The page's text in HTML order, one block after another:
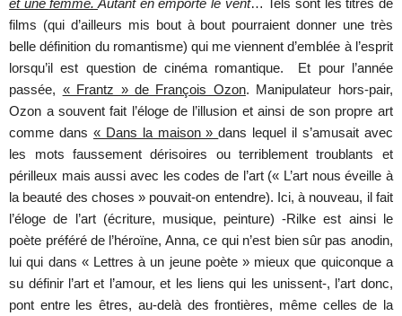
et une femme.Autant en emporte le vent… Tels sont les titres de
films (qui d’ailleurs mis bout à bout pourraient donner une très
belle définition du romantisme) qui me viennent d’emblée à l’esprit
lorsqu’il est question de cinéma romantique. Et pour l’année
passée, « Frantz » de François Ozon. Manipulateur hors-pair,
Ozon a souvent fait l’éloge de l’illusion et ainsi de son propre art
comme dans « Dans la maison »dans lequel il s’amusait avec
les mots faussement dérisoires ou terriblement troublants et
périlleux mais aussi avec les codes de l’art (« L’art nous éveille à
la beauté des choses » pouvait-on entendre). Ici, à nouveau, il fait
l’éloge de l’art (écriture, musique, peinture) -Rilke est ainsi le
poète préféré de l’héroïne, Anna, ce qui n’est bien sûr pas anodin,
lui qui dans « Lettres à un jeune poète » mieux que quiconque a
su définir l’art et l’amour, et les liens qui les unissent-, l’art donc,
pont entre les êtres, au-delà des frontières, même celles de la